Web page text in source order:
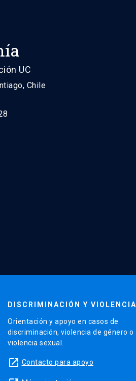
UC
Chile
DISCRIMINACIÓN Y VIOLENCIA
Orientación y apoyo en casos de
discriminación, violencia de género o
violencia sexual.
launch Contacto para apoyo